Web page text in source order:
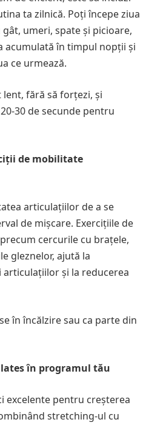
ta zilnică. Poți începe ziua
umeri, spate și picioare,
acumulată în timpul nopții și
ce urmează.
fără să forțezi, și
30 de secunde pentru
de mobilitate
articulațiilor de a se
de mișcare. Exercițiile de
cercurile cu brațele,
gleznelor, ajută la
și la reducerea
în încălzire sau ca parte din
în programul tău
excelente pentru creșterea
stretching-ul cu